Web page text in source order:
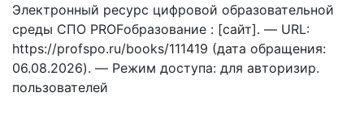
Электронный ресурс цифровой образовательной
среды СПО PROFобразование : [сайт]. — URL:
https://profspo.ru/books/111419 (дата обращения:
06.08.2026). — Режим доступа: для авторизир.
пользователей